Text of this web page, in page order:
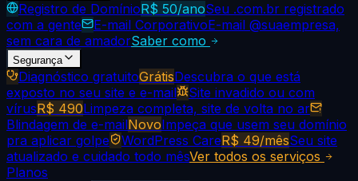
Registro de DomínioR$ 50/anoSeu .com.br registrado
com a gente
E-mail CorporativoE-mail @suaempresa,
sem cara de amadorSaber como
Segurança
Diagnóstico gratuitoGrátisDescubra o que está
exposto no seu site e e-mail
Site invadido ou com
vírusR$ 490Limpeza completa, site de volta no ar
Blindagem de e-mailNovoImpeça que usem seu domínio
pra aplicar golpe
WordPress CareR$ 49/mêsSeu site
atualizado e cuidado todo mêsVer todos os serviços
Planos